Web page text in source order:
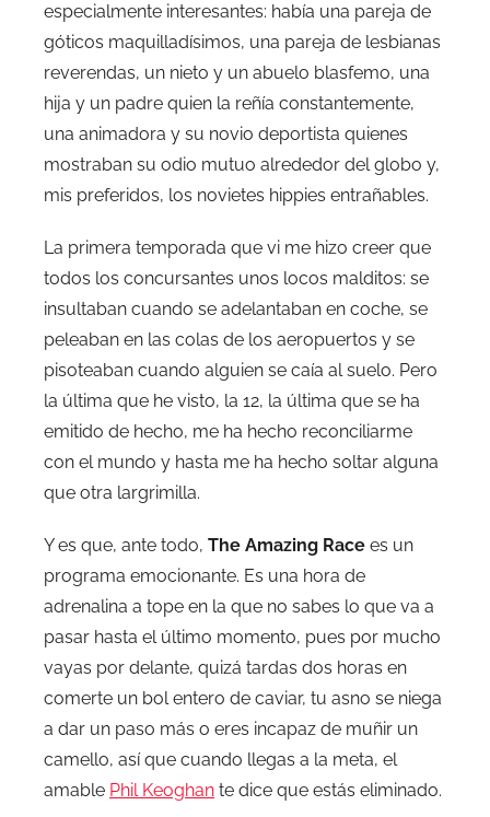
especialmente interesantes: había una pareja de
góticos maquilladísimos, una pareja de lesbianas
reverendas, un nieto y un abuelo blasfemo, una
hija y un padre quien la reñía constantemente,
una animadora y su novio deportista quienes
mostraban su odio mutuo alrededor del globo y,
mis preferidos, los novietes hippies entrañables.
La primera temporada que vi me hizo creer que
todos los concursantes unos locos malditos: se
insultaban cuando se adelantaban en coche, se
peleaban en las colas de los aeropuertos y se
pisoteaban cuando alguien se caía al suelo. Pero
la última que he visto, la 12, la última que se ha
emitido de hecho, me ha hecho reconciliarme
con el mundo y hasta me ha hecho soltar alguna
que otra largrimilla.
Y es que, ante todo, The Amazing Race es un
programa emocionante. Es una hora de
adrenalina a tope en la que no sabes lo que va a
pasar hasta el último momento, pues por mucho
vayas por delante, quizá tardas dos horas en
comerte un bol entero de caviar, tu asno se niega
a dar un paso más o eres incapaz de muñir un
camello, así que cuando llegas a la meta, el
amable Phil Keoghan te dice que estás eliminado.